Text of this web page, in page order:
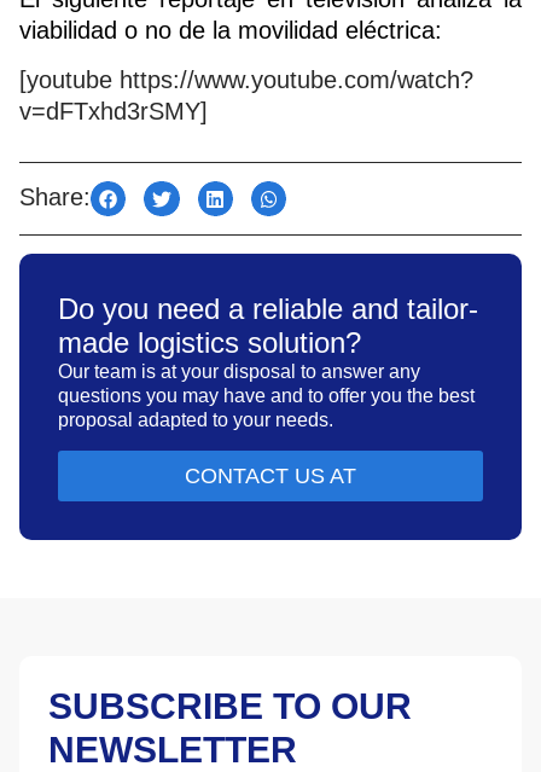
viabilidad o no de la movilidad eléctrica:
[youtube https://www.youtube.com/watch?
v=dFTxhd3rSMY]
Share:
Do you need a reliable and tailor-
made logistics solution?
Our team is at your disposal to answer any
questions you may have and to offer you the best
proposal adapted to your needs.
CONTACT US AT
SUBSCRIBE TO OUR
NEWSLETTER